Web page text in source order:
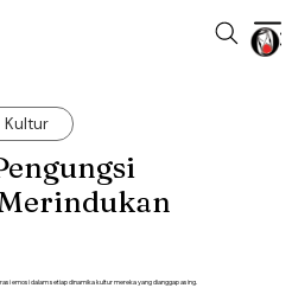
Kultur
emosi dalam setiap dinamika kultur mereka yang dianggap asing.